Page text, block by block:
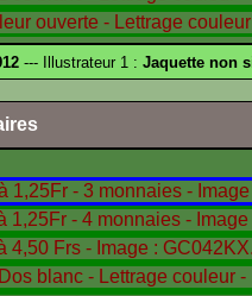
--- Illustrateur 1 : Jaquette non